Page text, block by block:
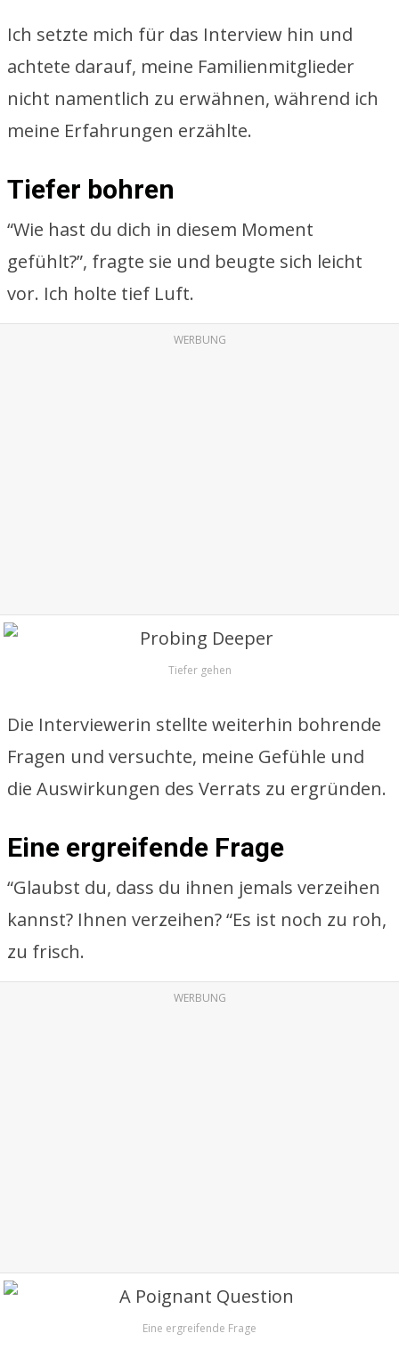
Ich setzte mich für das Interview hin und
achtete darauf, meine Familienmitglieder
nicht namentlich zu erwähnen, während ich
meine Erfahrungen erzählte.
Tiefer bohren
“Wie hast du dich in diesem Moment
gefühlt?”, fragte sie und beugte sich leicht
vor. Ich holte tief Luft.
WERBUNG
Tiefer gehen
Die Interviewerin stellte weiterhin bohrende
Fragen und versuchte, meine Gefühle und
die Auswirkungen des Verrats zu ergründen.
Eine ergreifende Frage
“Glaubst du, dass du ihnen jemals verzeihen
kannst? Ihnen verzeihen? “Es ist noch zu roh,
zu frisch.
WERBUNG
Eine ergreifende Frage